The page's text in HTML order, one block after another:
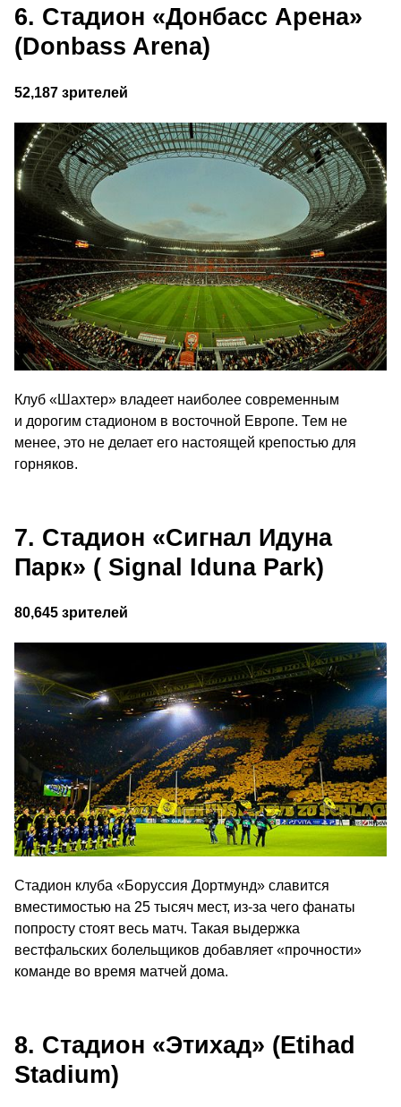
6. Стадион «Донбасс Арена»
(Donbass Arena)
52,187 зрителей
Клуб «Шахтер» владеет наиболее современным
и дорогим стадионом в восточной Европе. Тем не
менее, это не делает его настоящей крепостью для
горняков.
7. Стадион «Сигнал Идуна
Парк» ( Signal Iduna Park)
80,645 зрителей
Стадион клуба «Боруссия Дортмунд» славится
вместимостью на 25 тысяч мест, из-за чего фанаты
попросту стоят весь матч. Такая выдержка
вестфальских болельщиков добавляет «прочности»
команде во время матчей дома.
8. Стадион «Этихад» (Etihad
Stadium)